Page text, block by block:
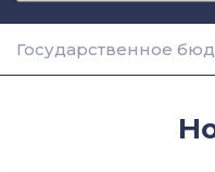
Государственное